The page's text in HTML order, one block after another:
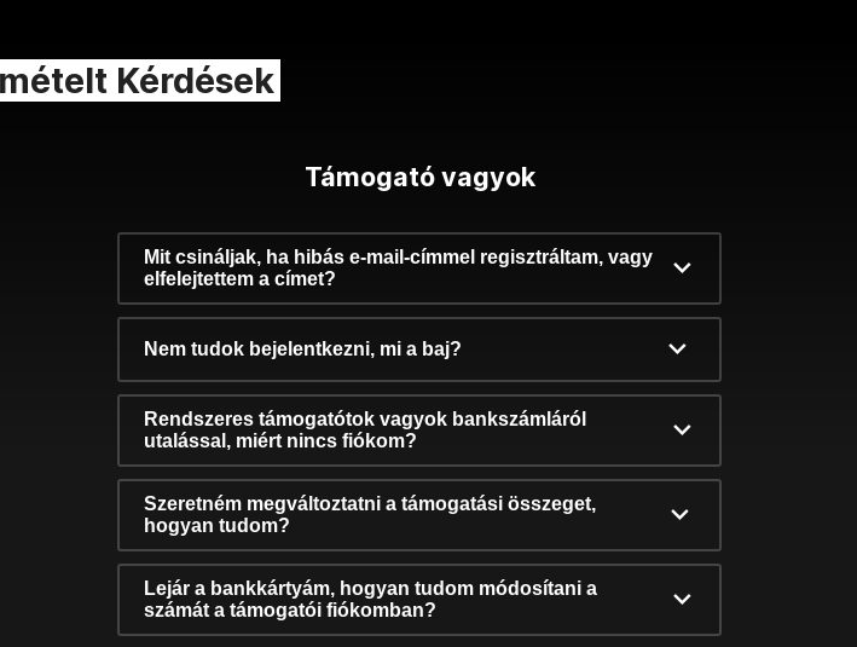
Kérdések
Támogató vagyok
Mit csináljak, ha hibás e-mail-címmel regisztráltam, vagy
elfelejtettem a címet?
Nem tudok bejelentkezni, mi a baj?
Rendszeres támogatótok vagyok bankszámláról
utalással, miért nincs fiókom?
Szeretném megváltoztatni a támogatási összeget,
hogyan tudom?
Lejár a bankkártyám, hogyan tudom módosítani a
számát a támogatói fiókomban?